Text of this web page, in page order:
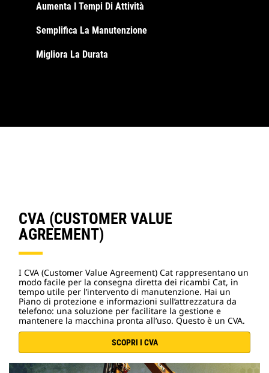
Aumenta I Tempi Di Attività
Semplifica La Manutenzione
Migliora La Durata
CVA (CUSTOMER VALUE
AGREEMENT)
I CVA (Customer Value Agreement) Cat rappresentano un
modo facile per la consegna diretta dei ricambi Cat, in
tempo utile per l’intervento di manutenzione. Hai un
Piano di protezione e informazioni sull’attrezzatura da
telefono: una soluzione per facilitare la gestione e
mantenere la macchina pronta all’uso. Questo è un CVA.
SCOPRI I CVA